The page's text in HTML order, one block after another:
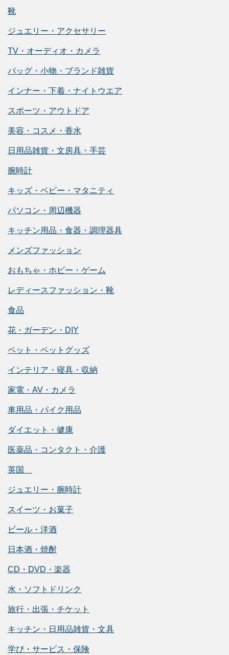
靴
ジュエリー・アクセサリー
TV・オーディオ・カメラ
バッグ・小物・ブランド雑貨
インナー・下着・ナイトウエア
スポーツ・アウトドア
美容・コスメ・香水
日用品雑貨・文房具・手芸
腕時計
キッズ・ベビー・マタニティ
パソコン・周辺機器
キッチン用品・食器・調理器具
メンズファッション
おもちゃ・ホビー・ゲーム
レディースファッション・靴
食品
花・ガーデン・DIY
ペット・ペットグッズ
インテリア・寝具・収納
家電・AV・カメラ
車用品・バイク用品
ダイエット・健康
医薬品・コンタクト・介護
英国
ジュエリー・腕時計
スイーツ・お菓子
ビール・洋酒
日本酒・焼酎
CD・DVD・楽器
水・ソフトドリンク
旅行・出張・チケット
キッチン・日用品雑貨・文具
学び・サービス・保険